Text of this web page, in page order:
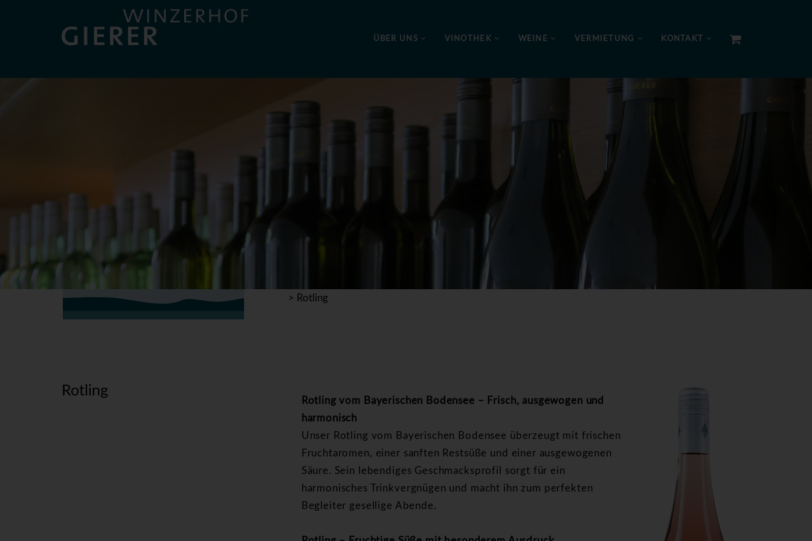
ÜBER UNS VINOTHEK WEINE VERMIETUNG KONTAKT
> Rotling
Rotling
Rotling vom Bayerischen Bodensee – Frisch, ausgewogen und
harmonisch
Unser Rotling vom Bayerischen Bodensee überzeugt mit frischen
Fruchtaromen, einer sanften Restsüße und einer ausgewogenen
Säure. Sein lebendiges Geschmacksprofil sorgt für ein
harmonisches Trinkvergnügen und macht ihn zum perfekten
Begleiter gesellige Abende.